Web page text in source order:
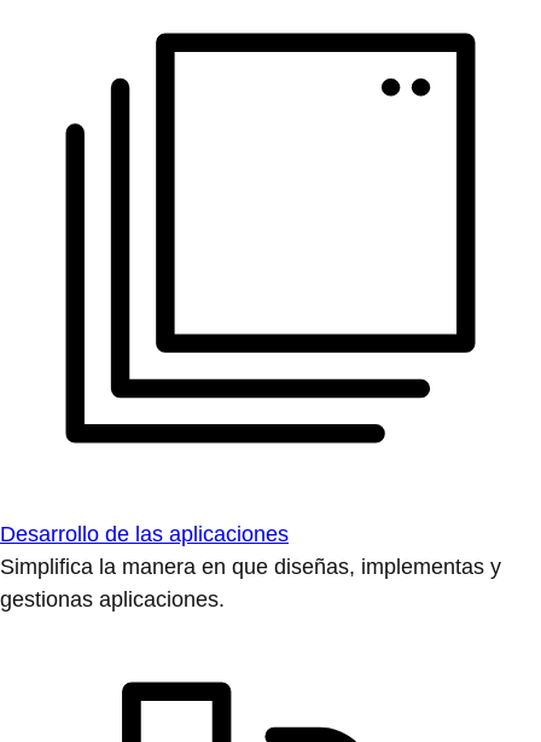
Desarrollo de las aplicaciones
Simplifica la manera en que diseñas, implementas y
gestionas aplicaciones.